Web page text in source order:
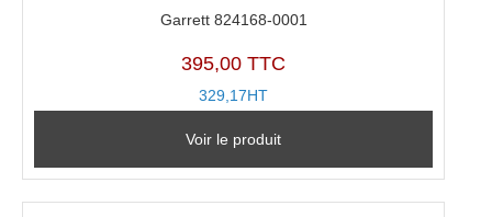
Garrett 824168-0001
395,00 TTC
329,17HT
Voir le produit